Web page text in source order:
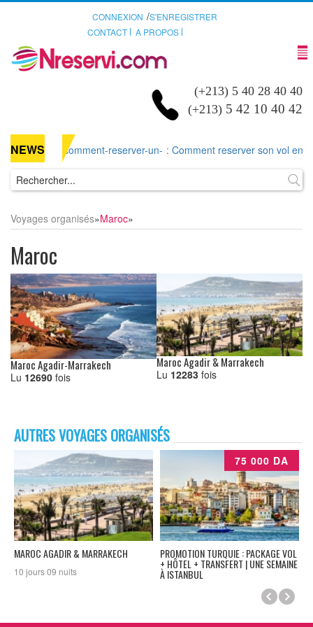
CONNEXION /S'ENREGISTRER
CONTACT
A PROPOS
(+213) 5 40 28 40 40
(+213) 5 42 10 40 42
NEWS comment-reserver-un- : Comment reserver son vol en
Voyages organisés»Maroc»
Maroc
Maroc Agadir-Marrakech
Lu 12690 fois
Maroc Agadir & Marrakech
Lu 12283 fois
AUTRES VOYAGES ORGANISÉS
MAROC AGADIR & MARRAKECH
10 jours 09 nuits
75 000 DA
PROMOTION TURQUIE : PACKAGE VOL
+ HÔTEL + TRANSFERT | UNE SEMAINE
À ISTANBUL
Séjour à Istanbul de 07 jours et
06 nuits incluant vol directe +
hôtel + Transfert ! ( Selon dates